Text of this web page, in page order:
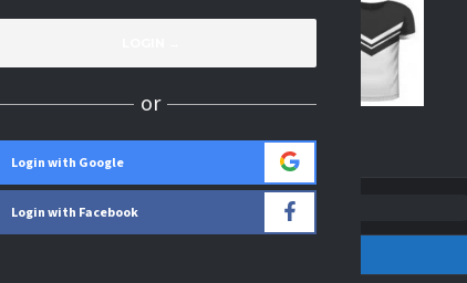
or
Login with Google
Login with Facebook
Wynik